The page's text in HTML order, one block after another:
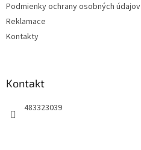
Podmienky ochrany osobných údajov
Reklamace
Kontakty
Kontakt
483323039